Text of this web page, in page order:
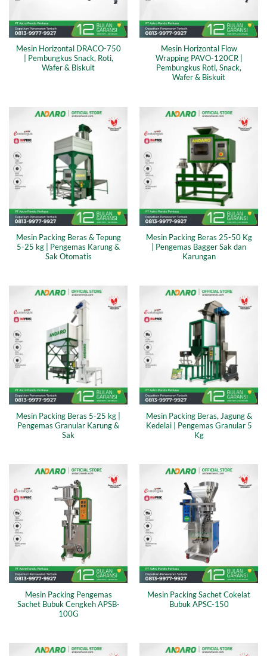
Mesin Horizontal DRACO-750
| Pembungkus Snack, Roti,
Wafer & Biskuit
Mesin Horizontal Flow
Wrapping PAVO-120CR |
Pembungkus Roti, Snack,
Wafer & Biskuit
Mesin Packing Beras & Tepung
5-25 kg | Pengemas Karung &
Sak Otomatis
Mesin Packing Beras 25-50 Kg
| Pengemas Bagger Sak dan
Karungan
Mesin Packing Beras 5-25 kg |
Pengemas Granular Karung &
Sak
Mesin Packing Beras, Jagung &
Kedelai | Pengemas Granular 5
Kg
Mesin Packing Pengemas
Sachet Bubuk Cengkeh APSB-
100G
Mesin Packing Sachet Cokelat
Bubuk APSC-150